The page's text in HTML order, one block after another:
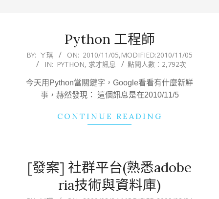
Python 工程師
2010-
05
BY: ㄚ琪 ON: 2010/11/05,MODIFIED:2010/11/05
IN: PYTHON, 求才訊息 點閱人數：2,792次
今天用Python當關鍵字，Google看看有什麼新鮮
事，赫然發現： 這個訊息是在2010/11/5
CONTINUE READING
[發案] 社群平台(熟悉adobe
ria技術與資料庫)